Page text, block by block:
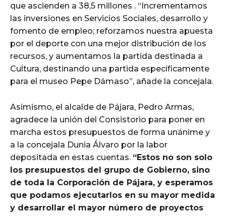
que ascienden a 38,5 millones . “Incrementamos
las inversiones en Servicios Sociales, desarrollo y
fomento de empleo; reforzamos nuestra apuesta
por el deporte con una mejor distribución de los
recursos, y aumentamos la partida destinada a
Cultura, destinando una partida específicamente
para el museo Pepe Dámaso”, añade la concejala.
Asimismo, el alcalde de Pájara, Pedro Armas,
agradece la unión del Consistorio para poner en
marcha estos presupuestos de forma unánime y
a la concejala Dunia Álvaro por la labor
depositada en estas cuentas. “Estos no son solo
los presupuestos del grupo de Gobierno, sino
de toda la Corporación de Pájara, y esperamos
que podamos ejecutarlos en su mayor medida
y desarrollar el mayor número de proyectos